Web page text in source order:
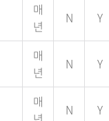
매
년
N Y
매
년
N Y
매
N Y